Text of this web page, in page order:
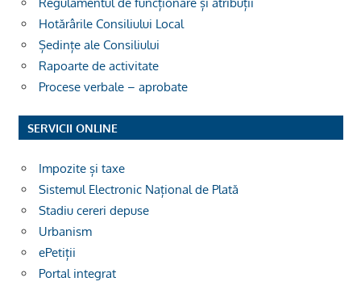
Hotărârile Consiliului Local
Ședințe ale Consiliului
Rapoarte de activitate
Procese verbale – aprobate
SERVICII ONLINE
Impozite și taxe
Sistemul Electronic Național de Plată
Stadiu cereri depuse
Urbanism
ePetiții
Portal integrat